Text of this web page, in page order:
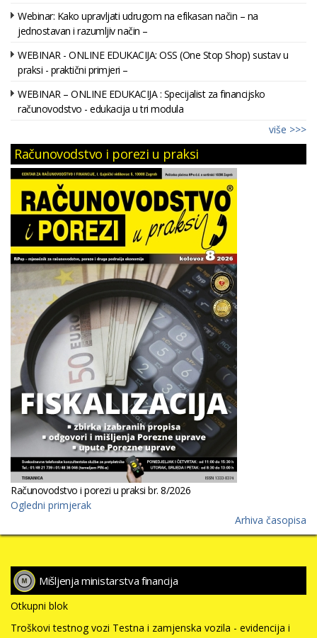
Webinar: Kako upravljati udrugom na efikasan način – na
jednostavan i razumljiv način –
WEBINAR - ONLINE EDUKACIJA: OSS (One Stop Shop) sustav u
praksi - praktični primjeri –
WEBINAR – ONLINE EDUKACIJA : Specijalist za financijsko
računovodstvo - edukacija u tri modula
više >>>
Računovodstvo i porezi u praksi
Računovodstvo i porezi u praksi br. 8/2026
Ogledni primjerak
Arhiva časopisa
Mišljenja ministarstva financija
Otkupni blok
Troškovi testnog vozi Testna i zamjenska vozila - evidencija i